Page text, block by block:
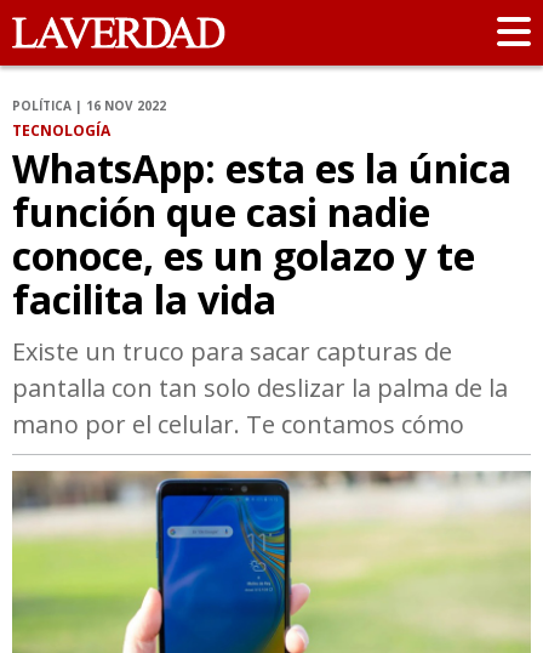
POLÍTICA | 16 NOV 2022
TECNOLOGÍA
WhatsApp: esta es la única
función que casi nadie
conoce, es un golazo y te
facilita la vida
Existe un truco para sacar capturas de
pantalla con tan solo deslizar la palma de la
mano por el celular. Te contamos cómo